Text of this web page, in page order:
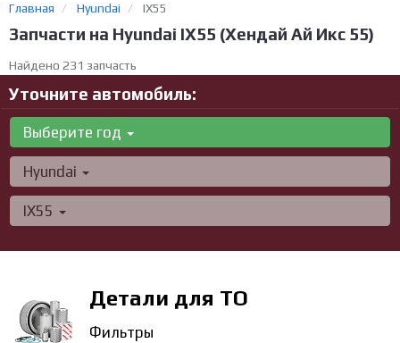
Главная Hyundai IX55
Запчасти на Hyundai IX55 (Хендай Ай Икс 55)
Найдено 231 запчасть
Уточните автомобиль:
Выберите год
Hyundai
IX55
Детали для ТО
Фильтры